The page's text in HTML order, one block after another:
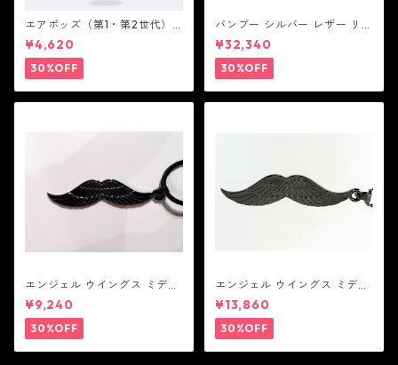
エアポッズ（第1・第2世代）
ポーチ：BANDOLIER バンド
リヤー
¥4,620
30%OFF
バンブー シルバー レザー リン
ク ステーション ブレスレッ
ト：JOHN HARDY ジョン ハ
ーディー
¥32,340
30%OFF
エンジェル ウイングス ミディ
アム ペンダント ブラック コー
ティング（サテンコード付
属）
¥9,240
30%OFF
エンジェル ウイングス ミディ
アム ペンダント ブラック
¥13,860
30%OFF